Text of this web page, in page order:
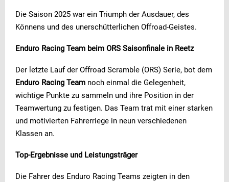
Die Saison 2025 war ein Triumph der Ausdauer, des
Könnens und des unerschütterlichen Offroad-Geistes.
Enduro Racing Team beim ORS Saisonfinale in Reetz
Der letzte Lauf der Offroad Scramble (ORS) Serie, bot dem
Enduro Racing Team noch einmal die Gelegenheit,
wichtige Punkte zu sammeln und ihre Position in der
Teamwertung zu festigen. Das Team trat mit einer starken
und motivierten Fahrerriege in neun verschiedenen
Klassen an.
Top-Ergebnisse und Leistungsträger
Die Fahrer des Enduro Racing Teams zeigten in den